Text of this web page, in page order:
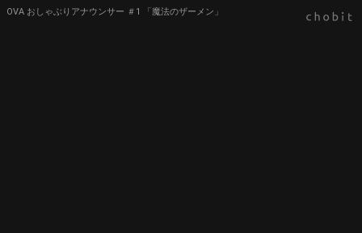
OVA おしゃぶりアナウンサー ＃1 「魔法のザーメン」